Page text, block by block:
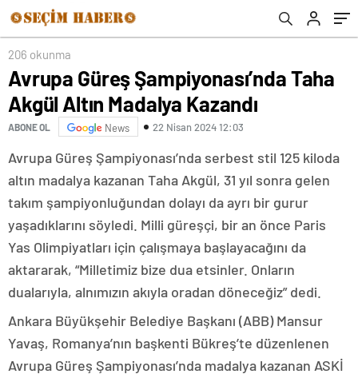
206 okunma
Avrupa Güreş Şampiyonası’nda Taha
Akgül Altın Madalya Kazandı
ABONE OL News 22 Nisan 2024 12:03
Avrupa Güreş Şampiyonası’nda serbest stil 125 kiloda
altın madalya kazanan Taha Akgül, 31 yıl sonra gelen
takım şampiyonluğundan dolayı da ayrı bir gurur
yaşadıklarını söyledi. Milli güreşçi, bir an önce Paris
Yas Olimpiyatları için çalışmaya başlayacağını da
aktararak, “Milletimiz bize dua etsinler. Onların
dualarıyla, alnımızın akıyla oradan döneceğiz” dedi.
Ankara Büyükşehir Belediye Başkanı (ABB) Mansur
Yavaş, Romanya’nın başkenti Bükreş’te düzenlenen
Avrupa Güreş Şampiyonası’nda madalya kazanan ASKİ